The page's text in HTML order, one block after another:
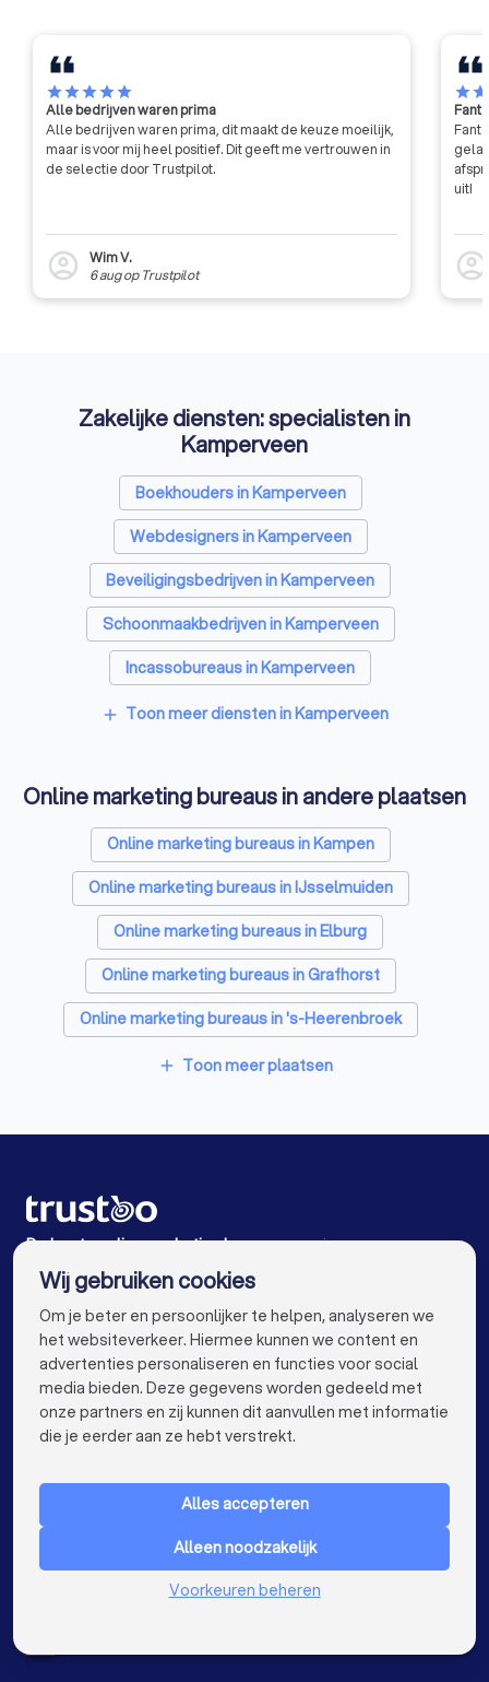
starstarstarstarstar
Alle bedrijven waren prima
Alle bedrijven waren prima, dit maakt de keuze moeilijk,
maar is voor mij heel positief. Dit geeft me vertrouwen in
de selectie door Trustpilot.
account_circle
Wim V.
6 augop Trustpilot
starstar
uit!
account_circle
Zakelijke diensten: specialisten in
Kamperveen
Boekhouders in Kamperveen
Webdesigners in Kamperveen
Beveiligingsbedrijven in Kamperveen
Schoonmaakbedrijven in Kamperveen
Incassobureaus in Kamperveen
Tekstschrijvers in Kamperveen
SEO-specialisten in Kamperveen
Grafisch ontwerpers in Kamperveen
Reclamebureaus in Kamperveen
Accountants in Kamperveen
add Toon meer diensten in Kamperveen
Online marketing bureaus in andere plaatsen
Online marketing bureaus in Kampen
Online marketing bureaus in IJsselmuiden
Online marketing bureaus in Elburg
Online marketing bureaus in Grafhorst
Online marketing bureaus in 's-Heerenbroek
Online marketing bureaus in Dronten
Online marketing bureaus in Hattem
Online marketing bureaus in Zwolle
Online marketing bureaus in Amsterdam
Online marketing bureaus in Rotterdam
Online marketing bureaus in Den Haag
Online marketing bureaus in Utrecht
Online marketing bureaus in Tilburg
Online marketing bureaus in Groningen
Online marketing bureaus in Almere
add Toon meer plaatsen
De beste online marketing bureaus voor jou
VOOR PARTICULIEREN keyboard_arrow_down
Nederland
Wij gebruiken cookies
Om je beter en persoonlijker te helpen, analyseren we
het websiteverkeer. Hiermee kunnen we content en
advertenties personaliseren en functies voor social
media bieden. Deze gegevens worden gedeeld met
onze partners en zij kunnen dit aanvullen met informatie
die je eerder aan ze hebt verstrekt.
Alles accepteren
Alleen noodzakelijk
Voorkeuren beheren